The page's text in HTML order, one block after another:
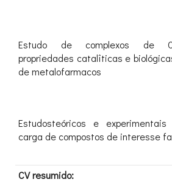
Estudo de complexos de
propriedades catalîticas e
de metalofarmacos
Estudosteóricos e
carga de compostos de interesse
CV resumido: